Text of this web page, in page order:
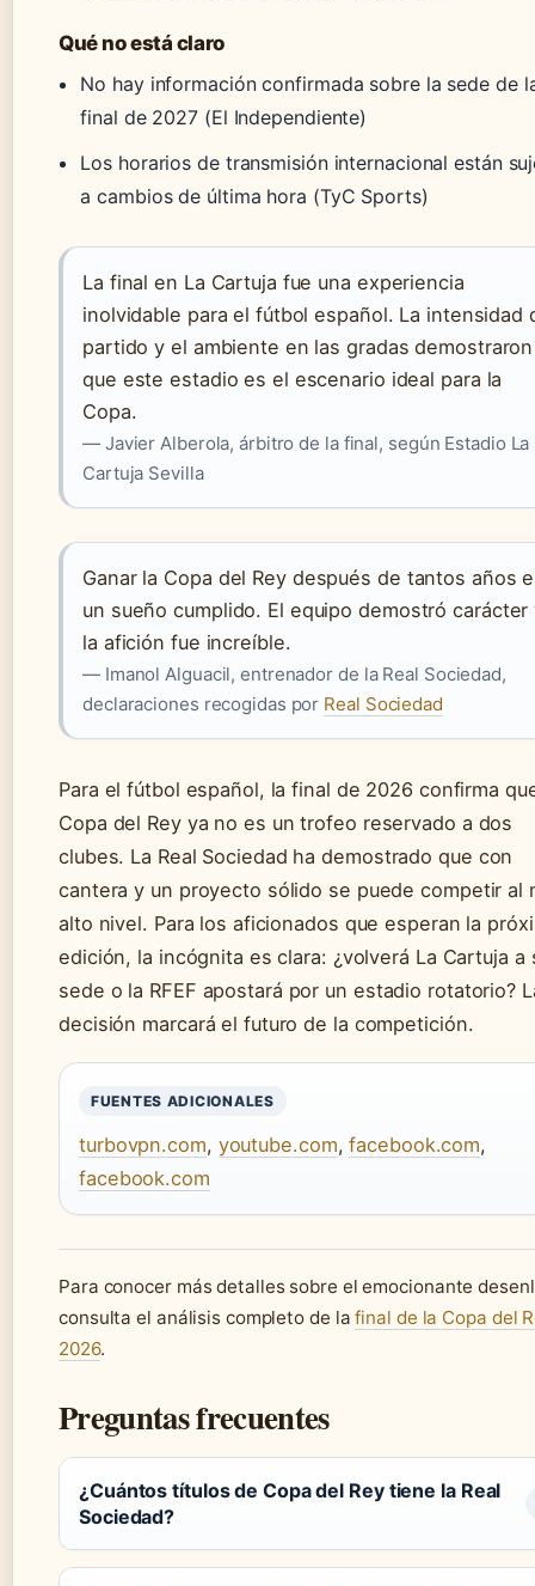
Qué no está claro
No hay información confirmada sobre la sede de
final de 2027 (El Independiente)
Los horarios de transmisión internacional están
a cambios de última hora (TyC Sports)
La final en La Cartuja fue una experiencia
inolvidable para el fútbol español. La intensidad
partido y el ambiente en las gradas demostraron
que este estadio es el escenario ideal para la
Copa.
— Javier Alberola, árbitro de la final, según Estadio La
Cartuja Sevilla
Ganar la Copa del Rey después de tantos años
un sueño cumplido. El equipo demostró carácter
la afición fue increíble.
— Imanol Alguacil, entrenador de la Real Sociedad,
declaraciones recogidas por Real Sociedad
Para el fútbol español, la final de 2026 confirma
Copa del Rey ya no es un trofeo reservado a dos
clubes. La Real Sociedad ha demostrado que con
cantera y un proyecto sólido se puede competir al
alto nivel. Para los aficionados que esperan la
edición, la incógnita es clara: ¿volverá La Cartuja a
sede o la RFEF apostará por un estadio rotatorio?
decisión marcará el futuro de la competición.
FUENTES ADICIONALES
turbovpn.com, youtube.com,facebook.com,
facebook.com
Para conocer más detalles sobre el emocionante
consulta el análisis completo de lafinal de la Copa del
2026.
Preguntas frecuentes
¿Cuántos títulos de Copa del Rey tiene la Real
Sociedad?